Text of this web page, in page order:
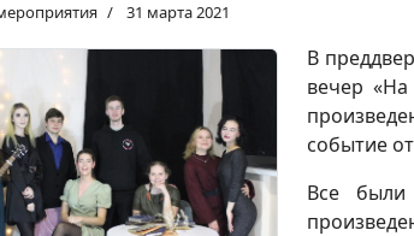
31 марта 2021
В
вечер
событие
Все были